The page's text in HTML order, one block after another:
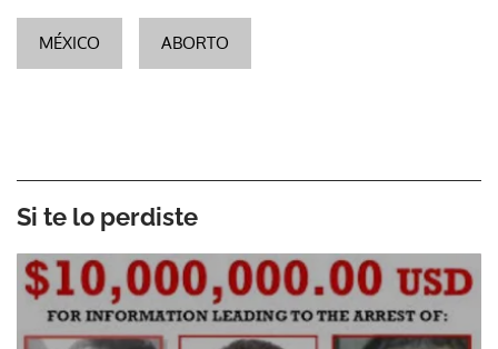
MÉXICO ABORTO
Si te lo perdiste